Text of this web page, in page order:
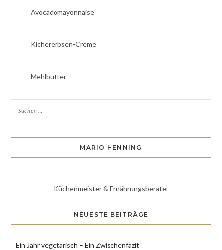
Avocadomayonnaise
Kichererbsen-Creme
Mehlbutter
MARIO HENNING
Küchenmeister & Ernährungsberater
NEUESTE BEITRÄGE
Ein Jahr vegetarisch – Ein Zwischenfazit